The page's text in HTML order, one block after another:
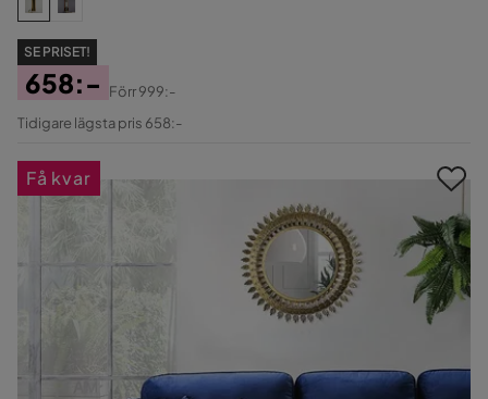
SE PRISET!
Pris
658:-
Original
Förr999:-
Tidigare lägsta pris 658:-
Få kvar